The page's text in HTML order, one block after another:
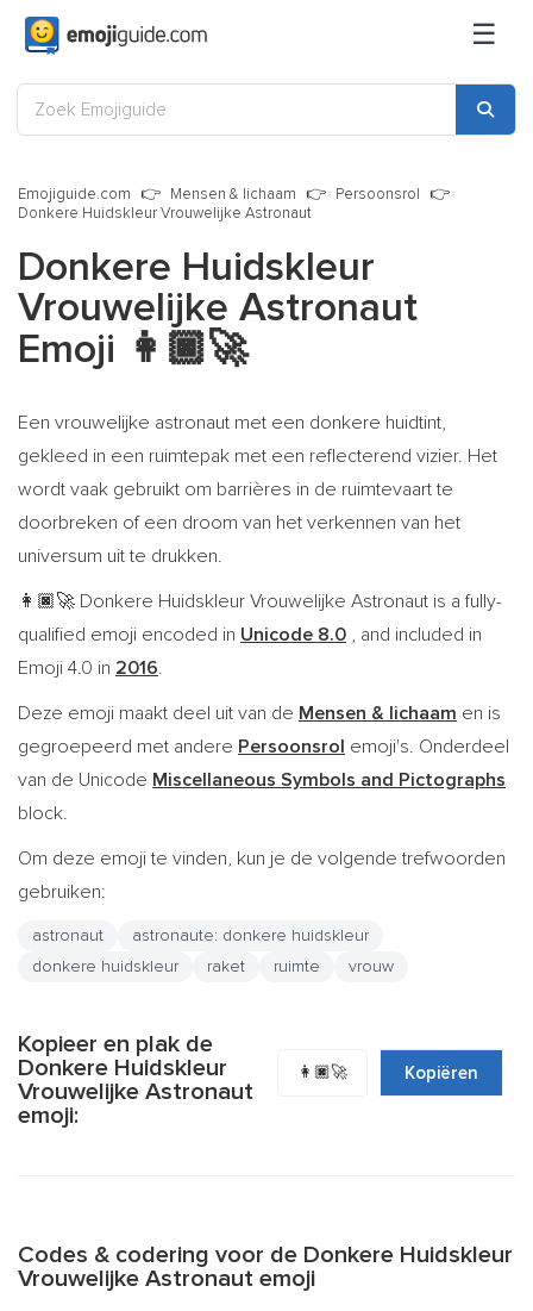
☰
Emojiguide.com Mensen & lichaam
Persoonsrol
Donkere Huidskleur Vrouwelijke Astronaut
Donkere Huidskleur
Vrouwelijke Astronaut
Emoji 👩🏿‍🚀
Een vrouwelijke astronaut met een donkere huidtint,
gekleed in een ruimtepak met een reflecterend vizier. Het
wordt vaak gebruikt om barrières in de ruimtevaart te
doorbreken of een droom van het verkennen van het
universum uit te drukken.
👩🏿‍🚀 Donkere Huidskleur Vrouwelijke Astronaut is a fully-
qualified emoji encoded in Unicode 8.0 , and included in
Emoji 4.0 in 2016.
Deze emoji maakt deel uit van de Mensen & lichaam en is
gegroepeerd met andere Persoonsrol emoji's. Onderdeel
van de Unicode Miscellaneous Symbols and Pictographs
block.
Om deze emoji te vinden, kun je de volgende trefwoorden
gebruiken:
astronaut
astronaute: donkere huidskleur
donkere huidskleur
raket ruimte vrouw
Kopieer en plak de
Donkere Huidskleur
Vrouwelijke Astronaut
emoji:
👩🏿‍🚀 Kopiëren
Codes & codering voor de Donkere Huidskleur
Vrouwelijke Astronaut emoji